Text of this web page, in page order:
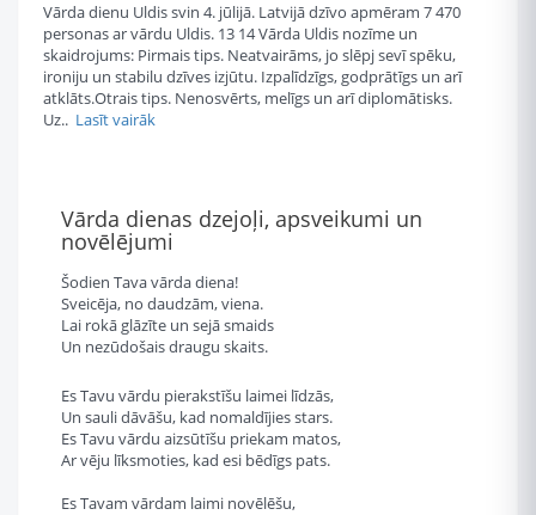
Vārda dienu Uldis svin 4. jūlijā. Latvijā dzīvo apmēram 7 470
personas ar vārdu Uldis. 13 14 Vārda Uldis nozīme un
skaidrojums: Pirmais tips. Neatvairāms, jo slēpj sevī spēku,
ironiju un stabilu dzīves izjūtu. Izpalīdzīgs, godprātīgs un arī
atklāts.Otrais tips. Nenosvērts, melīgs un arī diplomātisks.
Uz.. Lasīt vairāk
Vārda dienas dzejoļi, apsveikumi un
novēlējumi
Šodien Tava vārda diena!
Sveicēja, no daudzām, viena.
Lai rokā glāzīte un sejā smaids
Un nezūdošais draugu skaits.
Es Tavu vārdu pierakstīšu laimei līdzās,
Un sauli dāvāšu, kad nomaldījies stars.
Es Tavu vārdu aizsūtīšu priekam matos,
Ar vēju līksmoties, kad esi bēdīgs pats.
Es Tavam vārdam laimi novēlēšu,